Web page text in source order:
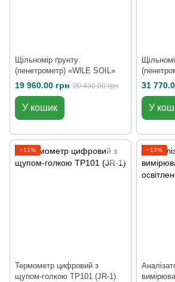
Щільномір ґрунту
(пенетрометр) «WlLE SOIL»
19 960.00 грн 20 430.00 грн
У кошик
31
У
−11%
Термометр цифровий з
щупом-голкою TP101 (JR-1)
−13%